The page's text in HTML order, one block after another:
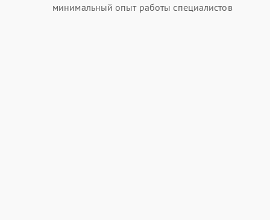
минимальный опыт работы специалистов